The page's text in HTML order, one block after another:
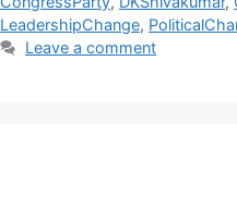
LeadershipChange,
Leave a comment